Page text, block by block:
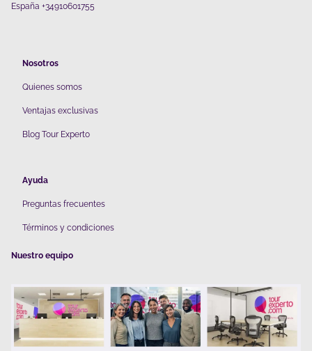
España +34910601755
Nosotros
Quienes somos
Ventajas exclusivas
Blog Tour Experto
Ayuda
Preguntas frecuentes
Términos y condiciones
Nuestro equipo